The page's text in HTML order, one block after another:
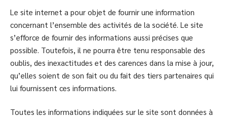
Le site internet a pour objet de fournir une information
concernant l’ensemble des activités de la société. Le site
s’efforce de fournir des informations aussi précises que
possible. Toutefois, il ne pourra être tenu responsable des
oublis, des inexactitudes et des carences dans la mise à jour,
qu’elles soient de son fait ou du fait des tiers partenaires qui
lui fournissent ces informations.
Toutes les informations indiquées sur le site sont données à